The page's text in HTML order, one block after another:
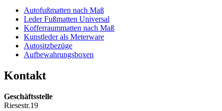
Autofußmatten nach Maß
Leder Fußmatten Universal
Kofferraummatten nach Maß
Kunstleder als Meterware
Autositzbezüge
Aufbewahrungsboxen
Kontakt
Geschäftsstelle
Riesestr.19